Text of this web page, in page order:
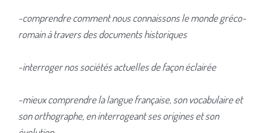
-comprendre comment nous connaissons le monde gréco-
romain à travers des documents historiques
-interroger nos sociétés actuelles de façon éclairée
-mieux comprendre la langue française, son vocabulaire et
son orthographe, eninterrogeant ses origines et son